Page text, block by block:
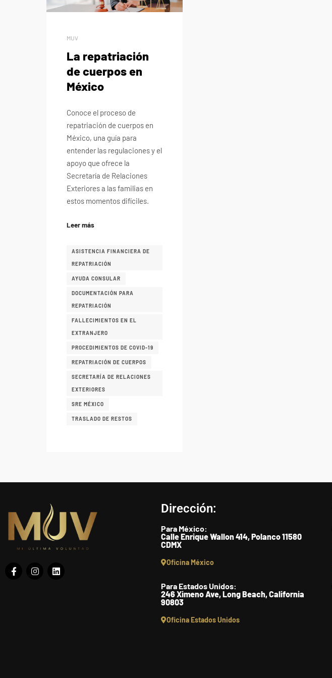
MUV
La repatriación
de cuerpos en
México
Conoce el proceso de
repatriación de cuerpos en
México, una guía para
entender las regulaciones y el
apoyo que ofrece la
Secretaría de Relaciones
Exteriores a las familias en
estos momentos difíciles.
Leer más
ASISTENCIA FINANCIERA DE
REPATRIACIÓN
AYUDA CONSULAR
DOCUMENTACIÓN PARA
REPATRIACIÓN
FALLECIMIENTOS EN EL
EXTRANJERO
PROCEDIMIENTOS DE COVID-19
REPATRIACIÓN DE CUERPOS
SECRETARÍA DE RELACIONES
EXTERIORES
SRE MÉXICO
TRASLADO DE RESTOS
Dirección:
Para México:
Calle Enrique Wallon 414, Polanco 11580
CDMX
Oficina México
Para Estados Unidos:
246 Ximeno Ave, Long Beach, California
90803
Oficina Estados Unidos